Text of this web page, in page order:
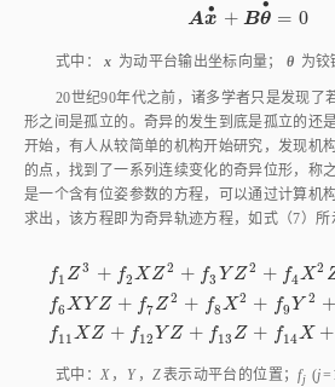
Ax
∙ + Bθ = 0
Ax•+Bθ• =0
式中： x 为动平台输出坐标向量； θ 为铰
20世纪90年代之前，诸多学者只是发现了
形之间是孤立的。奇异的发生到底是孤立的还
开始，有人从较简单的机构开始研究，发现机
的点，找到了一系列连续变化的奇异位形，称
是一个含有位姿参数的方程，可以通过计算机
求出，该方程即为奇异轨迹方程，如 式（7）所
f1 Z 3 + f2X Z 2 + f3 Y Z 2 + f4X2
f6X Y Z + f7Z 2 + f8X2 + f9 Y 2 +
f11X Z + f12 Y Z + f13 Z + f14X +
1Z3+f2XZ 2+f3YZ 2+f4X 2Z +f5Y2 Z
式中：X ， Y ， Z表示动平台的位置；fj (j